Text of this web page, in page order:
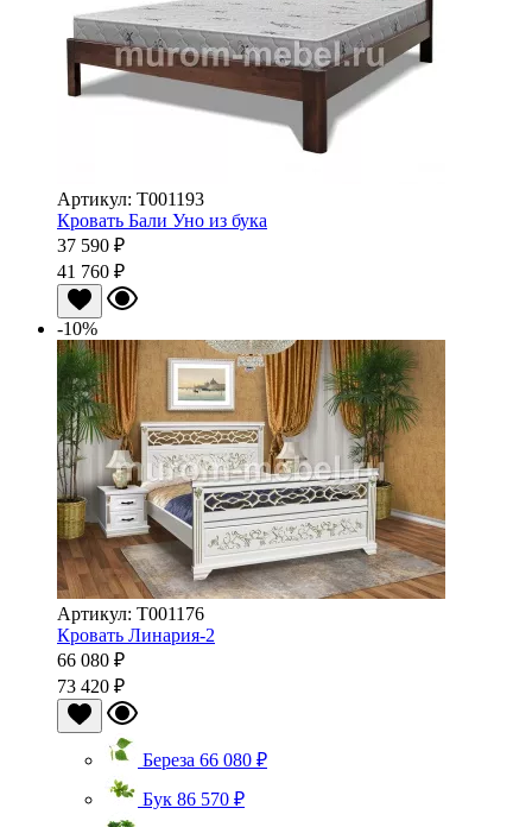
Артикул: Т001193
Кровать Бали Уно из бука
37 590 ₽
41 760 ₽
-10%
Артикул: Т001176
Кровать Линария-2
66 080 ₽
73 420 ₽
Береза 66 080 ₽
Бук 86 570 ₽